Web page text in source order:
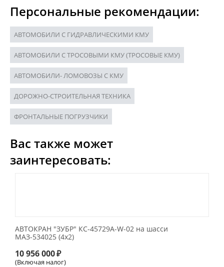
Персональные рекомендации:
АВТОМОБИЛИ С ГИДРАВЛИЧЕСКИМИ КМУ
АВТОМОБИЛИ С ТРОСОВЫМИ КМУ (ТРОСОВЫЕ КМУ)
АВТОМОБИЛИ- ЛОМОВОЗЫ С КМУ
ДОРОЖНО-СТРОИТЕЛЬНАЯ ТЕХНИКА
ФРОНТАЛЬНЫЕ ПОГРУЗЧИКИ
Вас также может
заинтересовать:
АВТОКРАН "ЗУБР" КС-45729А-W-02 на шасси
МАЗ-534025 (4х2)
10 956 000₽
(Включая налог)